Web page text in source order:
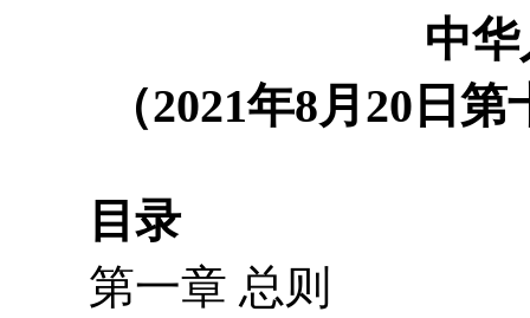
中
（2021年8月20日
目录
第一章 总则